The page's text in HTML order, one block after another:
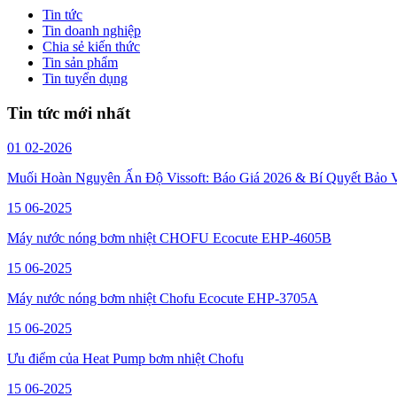
Tin tức
Tin doanh nghiệp
Chia sẻ kiến thức
Tin sản phẩm
Tin tuyển dụng
Tin tức mới nhất
01 02-2026
Muối Hoàn Nguyên Ấn Độ Vissoft: Báo Giá 2026 & Bí Quyết Bảo
15 06-2025
Máy nước nóng bơm nhiệt CHOFU Ecocute EHP-4605B
15 06-2025
Máy nước nóng bơm nhiệt Chofu Ecocute EHP-3705A
15 06-2025
Ưu điểm của Heat Pump bơm nhiệt Chofu
15 06-2025